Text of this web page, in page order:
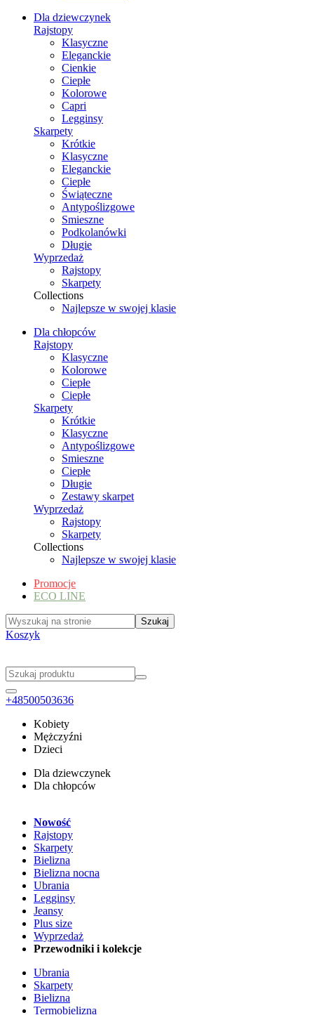
Dla dziewczynek
Rajstopy
Klasyczne
Eleganckie
Cienkie
Ciepłe
Kolorowe
Capri
Legginsy
Skarpety
Krótkie
Klasyczne
Eleganckie
Ciepłe
Świąteczne
Antypoślizgowe
Smieszne
Podkolanówki
Długie
Wyprzedaż
Rajstopy
Skarpety
Collections
Najlepsze w swojej klasie
Dla chłopców
Rajstopy
Klasyczne
Kolorowe
Ciepłe
Ciepłe
Skarpety
Krótkie
Klasyczne
Antypoślizgowe
Smieszne
Ciepłe
Długie
Zestawy skarpet
Wyprzedaż
Rajstopy
Skarpety
Collections
Najlepsze w swojej klasie
Promocje
ECO LINE
Koszyk
+48500503636
Kobiety
Mężczyźni
Dzieci
Dla dziewczynek
Dla chłopców
Nowość
Rajstopy
Skarpety
Bielizna
Bielizna nocna
Ubrania
Legginsy
Jeansy
Plus size
Wyprzedaż
Przewodniki i kolekcje
Ubrania
Skarpety
Bielizna
Termobielizna